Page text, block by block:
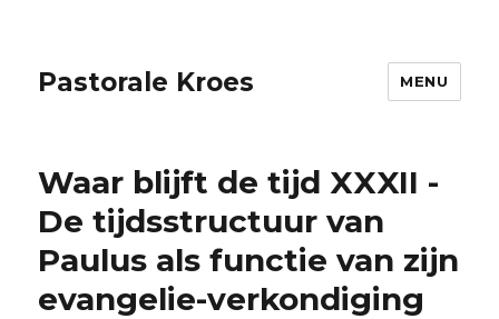
Pastorale Kroes MENU
Waar blijft de tijd XXXII -
De tijdsstructuur van
Paulus als functie van zijn
evangelie-verkondiging